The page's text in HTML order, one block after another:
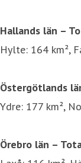
Hallands län –
Hylte: 164 km²,
Östergötlands
Ydre: 177 km²,
Örebro län –